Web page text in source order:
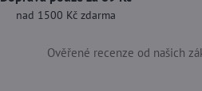
nad 1500 Kč zdarma
Ověřené recenze od našich